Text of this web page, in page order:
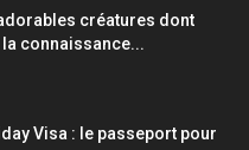
créatures dont
connaissance...
Visa : le passeport pour